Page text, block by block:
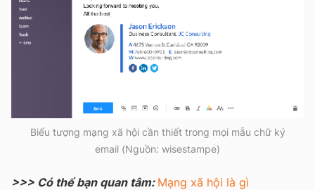
Biểu tượng mạng xã hội cần thiết trong mọi mẫu chữ ký
email (Nguồn: wisestampe)
>>> Có thể bạn quan tâm: Mạng xã hội là gì